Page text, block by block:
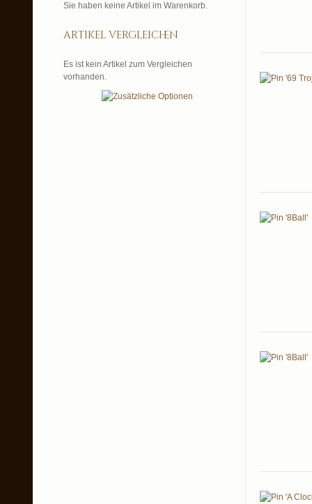
Sie haben keine Artikel im Warenkorb.
artikel vergleichen
Es ist kein Artikel zum Vergleichen
vorhanden.